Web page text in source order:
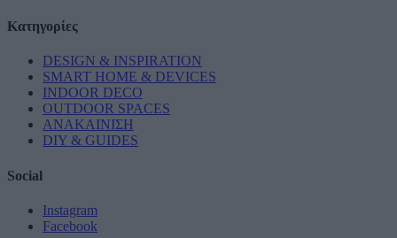
Κατηγορίες
DESIGN & INSPIRATION
SMART HOME & DEVICES
INDOOR DECO
OUTDOOR SPACES
ΑΝΑΚΑΙΝΙΣΗ
DIY & GUIDES
Social
Instagram
Facebook